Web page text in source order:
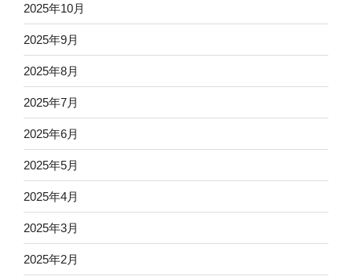
2025年10月
2025年9月
2025年8月
2025年7月
2025年6月
2025年5月
2025年4月
2025年3月
2025年2月